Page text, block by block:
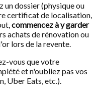
un dossier (physique ou
certificat de localisation,
commencez à y garder
achats de rénovation ou
lors de la revente.
vous que votre
et n'oubliez pas vos
Uber Eats, etc.).